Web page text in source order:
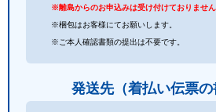
※離島からのお申込みは受け付けておりません
※梱包はお客様にてお願いします。
※ご本人確認書類の提出は不要です。
発送先（着払い伝票の